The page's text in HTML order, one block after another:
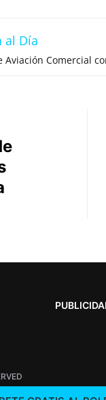
al Día
Comercial